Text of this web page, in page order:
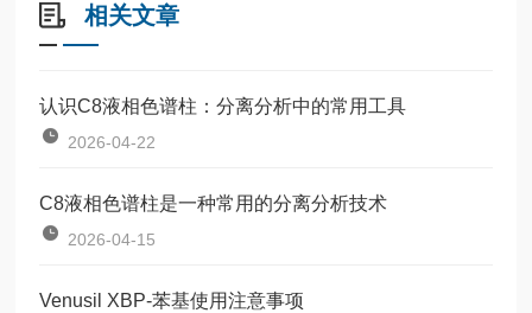
相关文章
认识C8液相色谱柱：分离分析中的常用工具
2026-04-22
C8液相色谱柱是一种常用的分离分析技术
2026-04-15
Venusil XBP-苯基使用注意事项